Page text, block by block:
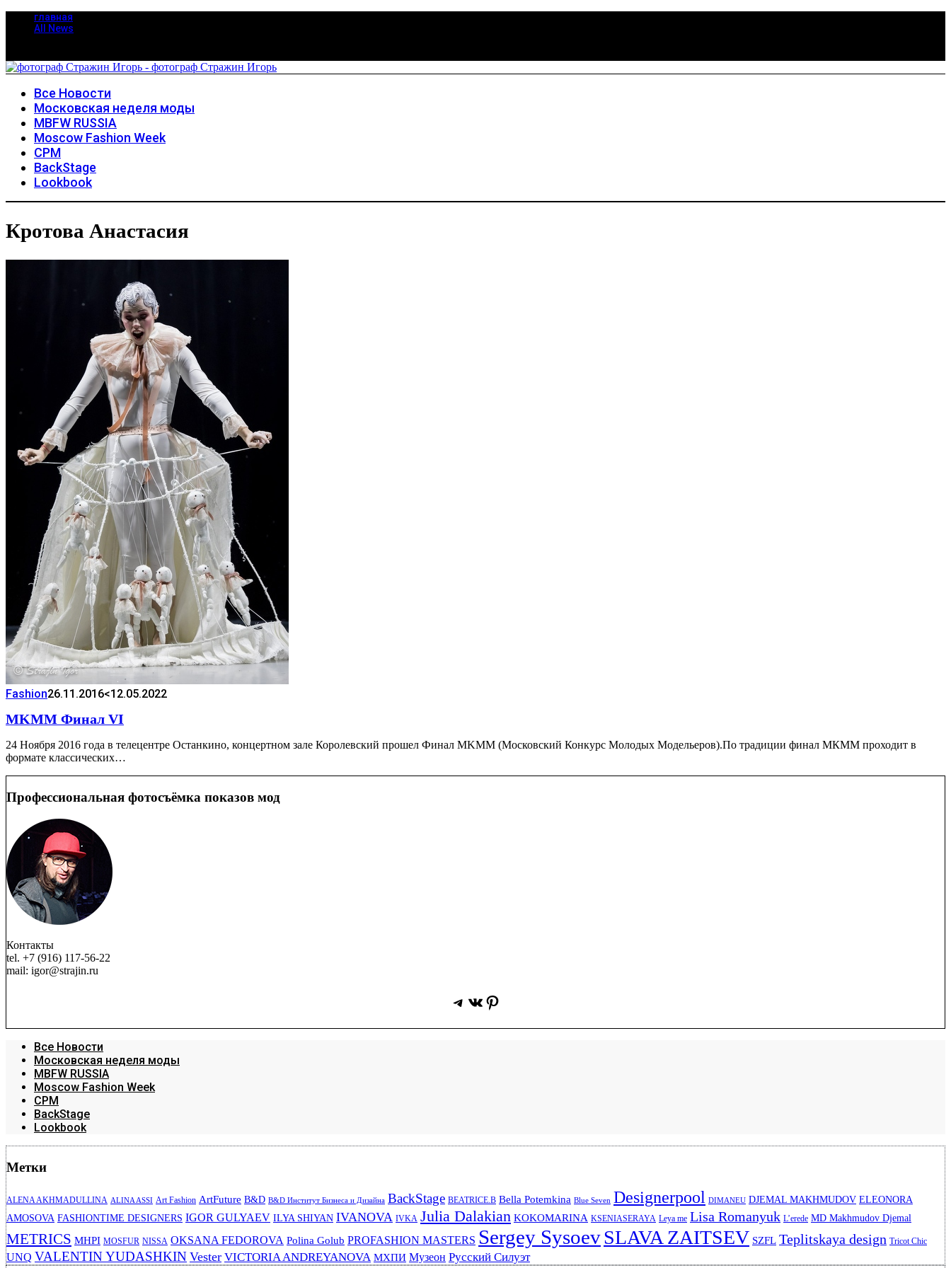
главная
All News
Все Новости
Московская неделя моды
MBFW RUSSIA
Moscow Fashion Week
CPM
BackStage
Lookbook
Кротова Анастасия
Fashion26.11.2016<12.05.2022
MKMM Финал VI
24 Ноября 2016 года в телецентре Останкино, концертном зале Королевский прошел Финал MKMM (Московский Конкурс Молодых Модельеров).По традиции финал МКММ проходит в
формате классических…
Профессиональная фотосъёмка показов мод
Контакты
tel. +7 (916) 117-56-22
mail: igor@strajin.ru
Telegram
ВКонтакте
Pinterest
Все Новости
Московская неделя моды
MBFW RUSSIA
Moscow Fashion Week
CPM
BackStage
Lookbook
Метки
ALENA AKHMADULLINA ALINA ASSI Art Fashion ArtFuture B&D B&D Институт Бизнеса и Дизайна BackStage BEATRICE.B Bella Potemkina Blue Seven Designerpool DIMANEU DJEMAL MAKHMUDOV ELEONORA
AMOSOVA FASHIONTIME DESIGNERS IGOR GULYAEV ILYA SHIYAN IVANOVA IVKA Julia Dalakian KOKOMARINA KSENIASERAYA Leya me Lisa Romanyuk L’erede MD Makhmudov Djemal
METRICS MHPI MOSFUR NISSA OKSANA FEDOROVA Polina Golub PROFASHION MASTERS Sergey SysoevSLAVA ZAITSEV SZFL Teplitskaya design Tricot Chic
UNQ VALENTIN YUDASHKIN Vester VICTORIA ANDREYANOVA МХПИ Музеон Русский Силуэт